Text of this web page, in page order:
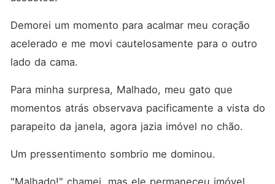
Demorei um momento para acalmar meu coração
acelerado e me movi cautelosamente para o outro
lado da cama.
Para minha surpresa, Malhado, meu gato que
momentos atrás observava pacificamente a vista do
parapeito da janela, agora jazia imóvel no chão.
Um pressentimento sombrio me dominou.
"Malhado!" chamei, mas ele permaneceu imóvel.